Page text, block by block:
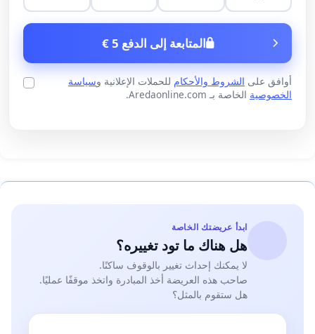
المتابعة إلى الدفع 5 €
أوافق على الشروط والأحكام للحملات الإعلانية وسياسة
الخصوصية الخاصة بـ Aredaonline.com.
ابدأ عريضتك الخاصة
هل هناك ما تود تغييره؟
لا يمكنك إحداث تغيير بالوقوف ساكنًا.
صاحب هذه العريضة أخذ المبادرة واتخذ موقفًا عمليًا.
هل ستقوم بالمثل؟